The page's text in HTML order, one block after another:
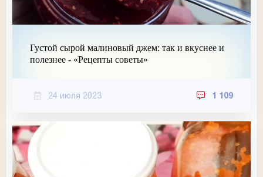
Густой сырой малиновый джем: так и вкуснее и
полезнее - «Рецепты советы»
24 июля 2023 1 109